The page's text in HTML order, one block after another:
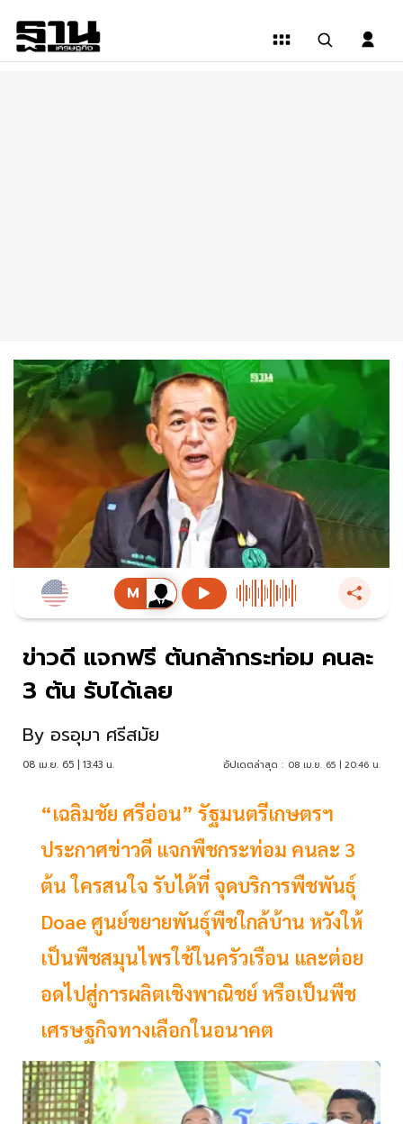
ข่าวดี แจกฟรี ต้นกล้ากระท่อม คนละ
3 ต้น รับได้เลย
By อรอุมา ศรีสมัย
08 เม.ย. 65 | 13:43 น. อัปเดตล่าสุด : 08 เม.ย. 65 | 20:46 น.
“เฉลิมชัย ศรีอ่อน” รัฐมนตรีเกษตรฯ
ประกาศข่าวดี แจกพืชกระท่อม คนละ 3
ต้น ใครสนใจ รับได้ที่ จุดบริการพืชพันธุ์
Doae ศูนย์ขยายพันธุ์พืชใกล้บ้าน หวังให้
เป็นพืชสมุนไพรใช้ในครัวเรือน และต่อย
อดไปสู่การผลิตเชิงพาณิชย์ หรือเป็นพืช
เศรษฐกิจทางเลือกในอนาคต